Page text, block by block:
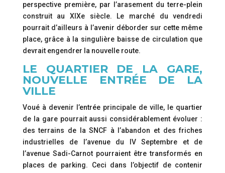
perspective première, par l’arasement du terre-plein
construit au XIXe siècle. Le marché du vendredi
pourrait d’ailleurs à l’avenir déborder sur cette même
place, grâce à la singulière baisse de circulation que
devrait engendrer la nouvelle route.
LE QUARTIER DE LA GARE,
NOUVELLE ENTRÉE DE LA
VILLE
Voué à devenir l’entrée principale de ville, le quartier
de la gare pourrait aussi considérablement évoluer :
des terrains de la SNCF à l’abandon et des friches
industrielles de l’avenue du IV Septembre et de
l’avenue Sadi-Carnot pourraient être transformés en
places de parking. Ceci dans l’objectif de contenir